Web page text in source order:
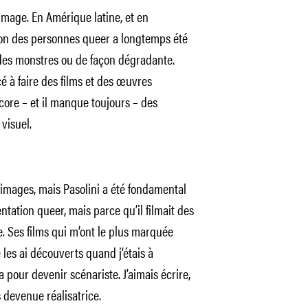
En Amérique latine, et en
des personnes queer a longtemps été
monstres ou de façon dégradante.
à faire des films et des œuvres
– et il manque toujours – des
mais Pasolini a été fondamental
queer, mais parce qu’il filmait des
films qui m’ont le plus marquée
les ai découverts quand j’étais à
devenir scénariste. J’aimais écrire,
réalisatrice.